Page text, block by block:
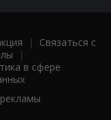
| Связаться с
|
в сфере